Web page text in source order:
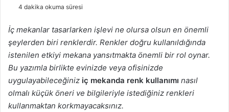
e
-
p
a
4 dakika okuma süresi
İç mekanlar tasarlarken işlevi ne olursa olsun en önemli
şeylerden biri renklerdir. Renkler doğru kullanıldığında
istenilen etkiyi mekana yansıtmakta önemli bir rol oynar.
Bu yazımla birlikte evinizde veya ofisinizde
uygulayabileceğiniz iç mekanda renk kullanımı nasıl
olmalı küçük öneri ve bilgileriyle istediğiniz renkleri
kullanmaktan korkmayacaksınız.